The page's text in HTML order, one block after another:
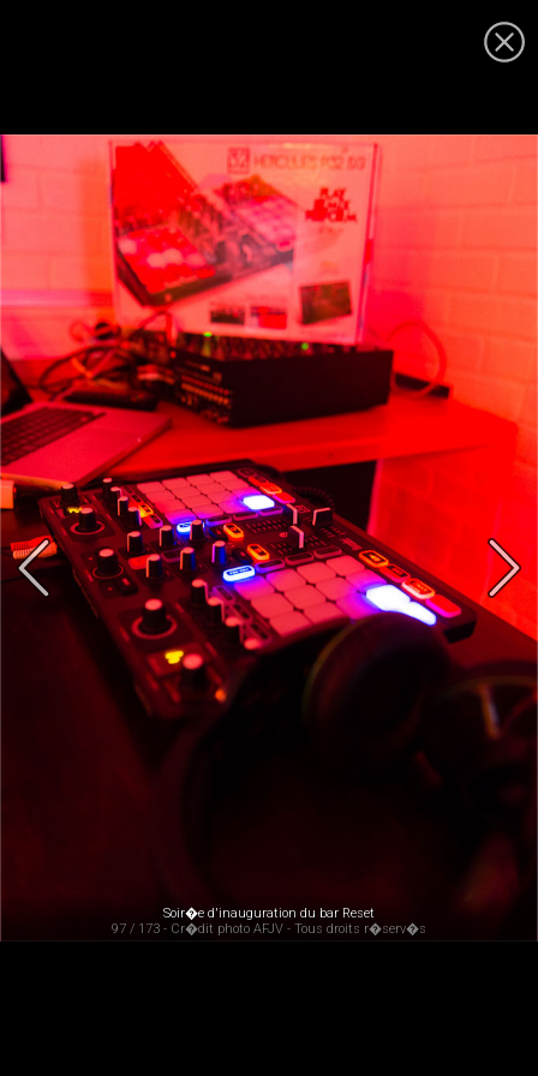
Soir�e d'inauguration du bar Reset
97 / 173 - Cr�dit photo AFJV - Tous droits r�serv�s